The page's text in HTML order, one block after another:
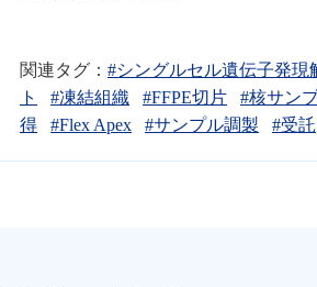
関連タグ： #シングルセル遺伝子発現
ト
#凍結組織 #FFPE切片 #核サン
得
#Flex Apex #サンプル調製 #受託